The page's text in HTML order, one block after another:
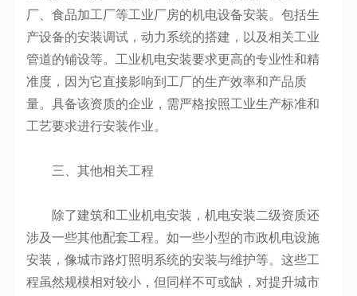
厂、食品加工厂等工业厂房的机电设备安装。包括生
产设备的安装调试，动力系统的搭建，以及相关工业
管道的铺设等。工业机电安装要求更高的专业性和精
准度，因为它直接影响到工厂的生产效率和产品质
量。具备该资质的企业，需严格按照工业生产标准和
工艺要求进行安装作业。
三、其他相关工程
除了建筑和工业机电安装，机电安装二级资质还
涉及一些其他配套工程。如一些小型的市政机电设施
安装，像城市路灯照明系统的安装与维护等。这些工
程虽然规模相对较小，但同样不可或缺，对提升城市